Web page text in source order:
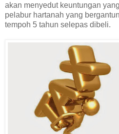
akan menyedut keuntungan
pelabur hartanah yang
tempoh 5 tahun selepas dibeli.